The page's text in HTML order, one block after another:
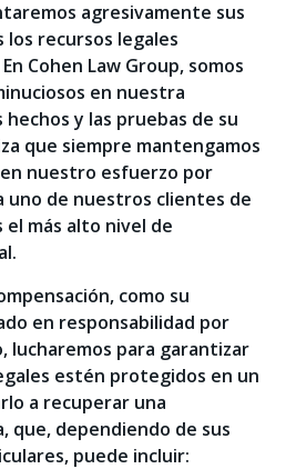
agresivamente sus
recursos legales
Cohen Law Group, somos
en nuestra
y las pruebas de su
que siempre mantengamos
nuestro esfuerzo por
uno de nuestros clientes de
el más alto nivel de
como su
en responsabilidad por
lucharemos para garantizar
estén protegidos en un
a recuperar una
que, dependiendo de sus
puede incluir: